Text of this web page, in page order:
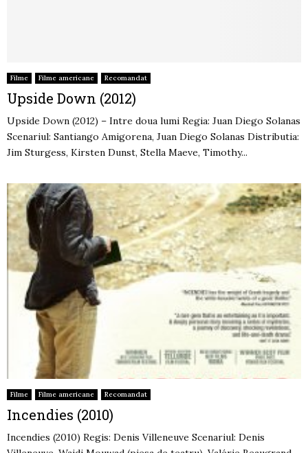
Filme Filme americane Recomandat
Upside Down (2012)
Upside Down (2012) – Intre doua lumi Regia: Juan Diego Solanas
Scenariul: Santiango Amigorena, Juan Diego Solanas Distributia:
Jim Sturgess, Kirsten Dunst, Stella Maeve, Timothy...
Filme Filme americane Recomandat
Incendies (2010)
Incendies (2010) Regis: Denis Villeneuve Scenariul: Denis